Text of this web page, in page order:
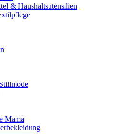
& Haushaltsutensilien
Mama